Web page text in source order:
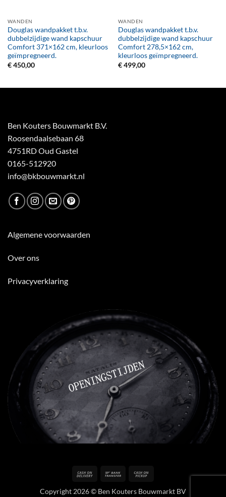
WANDEN
Douglas wandpakket t.b.v.
dubbelzijdige wand kapschuur
Comfort 371×162 cm, kleurloos
geïmpregneerd.
€450,00
WANDEN
Douglas wandpakket t.b.v.
dubbelzijdige wand kapschuur
Comfort 278,5×162 cm,
kleurloos geïmpregneerd.
€499,00
Ben Kouters Bouwmarkt B.V.
Roosendaalsebaan 68
4751RD Oud Gastel
0165-512920
info@bkbouwmarkt.nl
Algemene voorwaarden
Over ons
Privacyverklaring
Cash
Bank
Copyright 2026 © Ben Kouters Bouwmarkt BV